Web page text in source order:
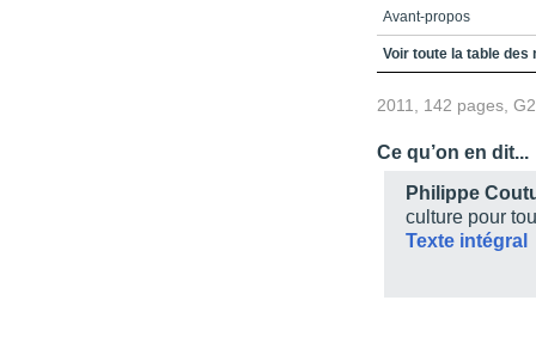
Avant-propos
Les prémices /
Une soif de justice
L’École nationale de
Les années
Voir toute la table des
2011, 142 pages,
Ce qu’on en dit...
Philippe
culture pour
Texte intégral